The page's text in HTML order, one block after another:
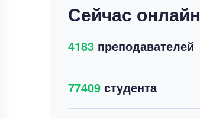
Сейчас онлайн
4183преподавателей
77409студента